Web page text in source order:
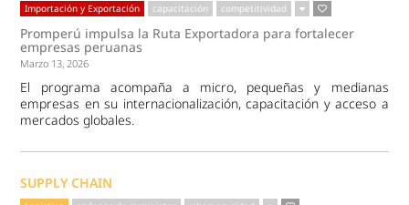
Importación y Exportación capacitación competitividad
Promperú impulsa la Ruta Exportadora para fortalecer
empresas peruanas
Marzo 13, 2026
El programa acompaña a micro, pequeñas y medianas
empresas en su internacionalización, capacitación y acceso a
mercados globales.
SUPPLY CHAIN